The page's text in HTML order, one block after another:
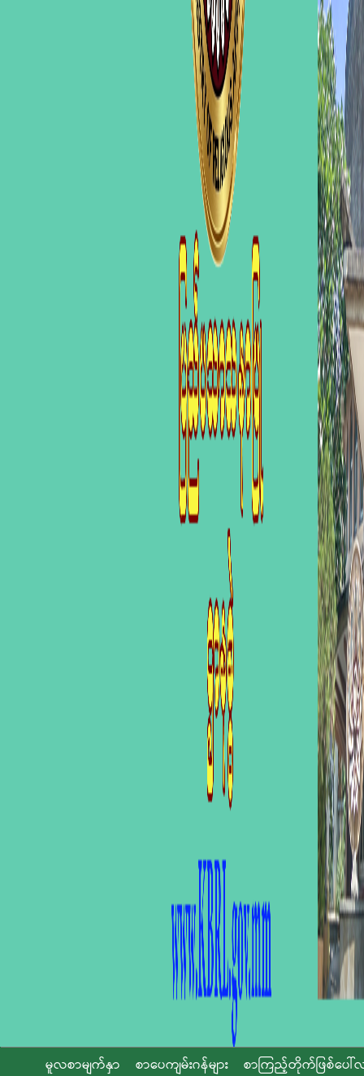
မူလစာမျက်နှာ စာပေကျမ်းဂန်များ
စာကြည့်တိုက်ဖြစ်ပေါ်